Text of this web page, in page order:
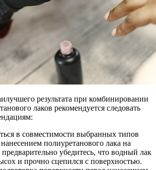
результата при комбинировании
лаков рекомендуется следовать
в совместимости выбранных типов
полиуретанового лака на
предварительно убедитесь, что водный лак
и прочно сцепился с поверхностью.